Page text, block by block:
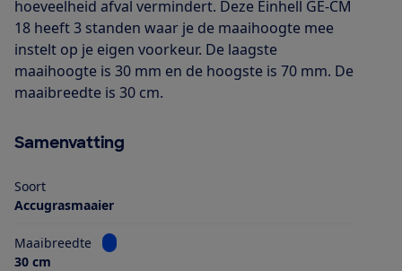
hoeveelheid afval vermindert. Deze Einhell GE-CM
18 heeft 3 standen waar je de maaihoogte mee
instelt op je eigen voorkeur. De laagste
maaihoogte is 30 mm en de hoogste is 70 mm. De
maaibreedte is 30 cm.
Samenvatting
Soort
Accugrasmaaier
Maaibreedte
Bekijk informatie voor Maaibreedte
30 cm